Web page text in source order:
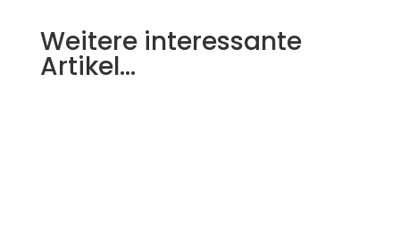
Weitere interessante
Artikel…